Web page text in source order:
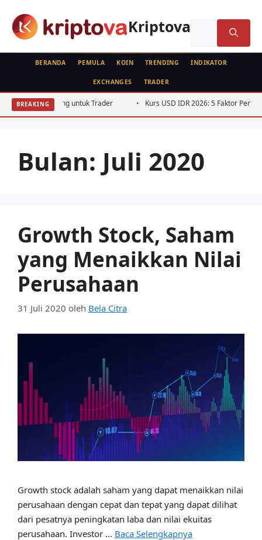
Kriptova
BERANDA PEMULA KOIN TRENDING INDIKATOR
EXCHANGES TRADER
BREAKING
untuk Trader Kurs USD IDR 2026: 5 Faktor Penggerak Pelemahan
Bulan: Juli 2020
Growth Stock, Saham
yang Menaikkan Nilai
Perusahaan
31 Juli 2020 oleh Bela Citra
Growth stock adalah saham yang dapat menaikkan nilai
perusahaan dengan cepat dan tepat yang dapat dilihat
dari pesatnya peningkatan laba dan nilai ekuitas
perusahaan. Investor … Baca Selengkapnya